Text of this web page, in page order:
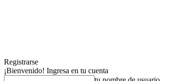
Registrarse
¡Bienvenido! Ingresa en tu cuenta